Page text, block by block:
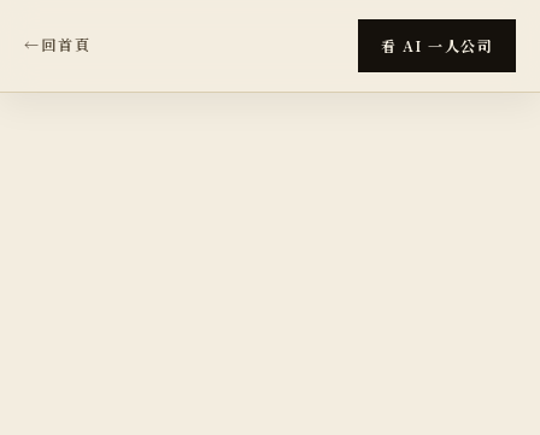
←回首頁 看 AI 一人公司